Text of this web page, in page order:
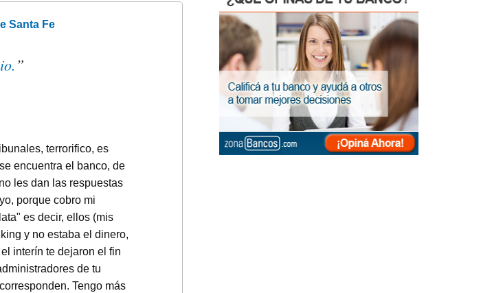
Santa Fe
”
terrorifico, es
encuentra el banco, de
les dan las respuestas
porque cobro mi
es decir, ellos (mis
y no estaba el dinero,
interín te dejaron el fin
de tu
Tengo más